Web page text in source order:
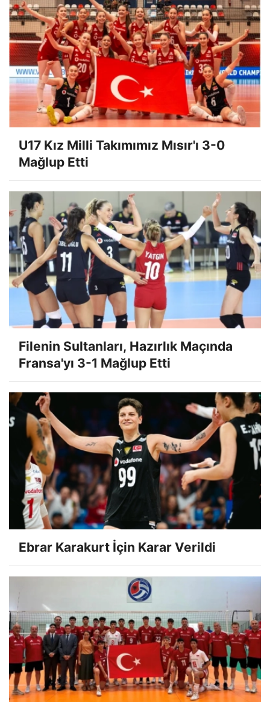
U17 Kız Milli Takımımız Mısır'ı 3-0
Mağlup Etti
Filenin Sultanları, Hazırlık Maçında
Fransa'yı 3-1 Mağlup Etti
Ebrar Karakurt İçin Karar Verildi